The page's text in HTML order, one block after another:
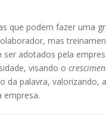
que podem fazer uma
mas
ser adotados pela
visando o
da palavra, valorizando,
empresa.